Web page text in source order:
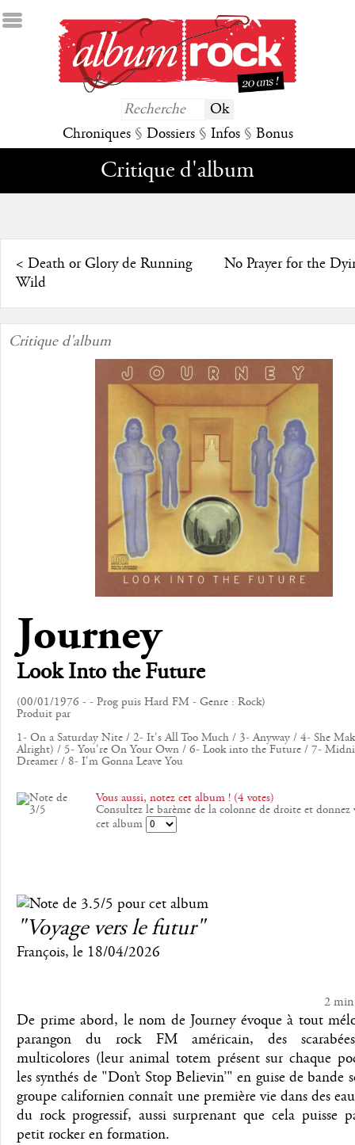
Chroniques § Dossiers § Infos § Bonus
Critique d'album
< Death or Glory de Running
Wild
No Prayer for the
Critique d'album
Journey
Look Into the Future
(00/01/1976 - - Prog puis Hard FM - Genre : Rock)
Produit par
1- On a Saturday Nite / 2- It's All Too Much / 3- Anyway / 4- She
Alright) / 5- You're On Your Own / 6- Look into the Future / 7-
Dreamer / 8- I'm Gonna Leave You
Vous aussi, notez cet album ! (4 votes)
Consultez le barème de la colonne de droite et donnez
cet album
"Voyage vers le futur"
François, le 18/04/2026
2 min
De prime abord, le nom de Journey évoque à tout
parangon du rock FM américain, des
multicolores (leur animal totem présent sur chaque
les synthés de "Don’t Stop Believin’" en guise de bande
groupe californien connaît une première vie dans des
du rock progressif, aussi surprenant que cela puisse
petit rocker en formation.